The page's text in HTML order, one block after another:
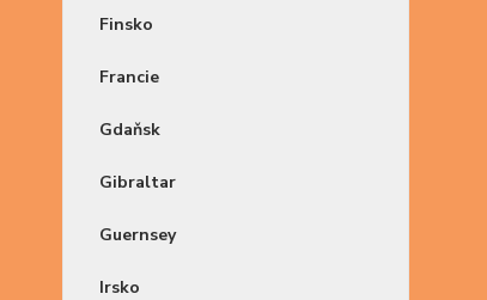
Finsko
Francie
Gdaňsk
Gibraltar
Guernsey
Irsko